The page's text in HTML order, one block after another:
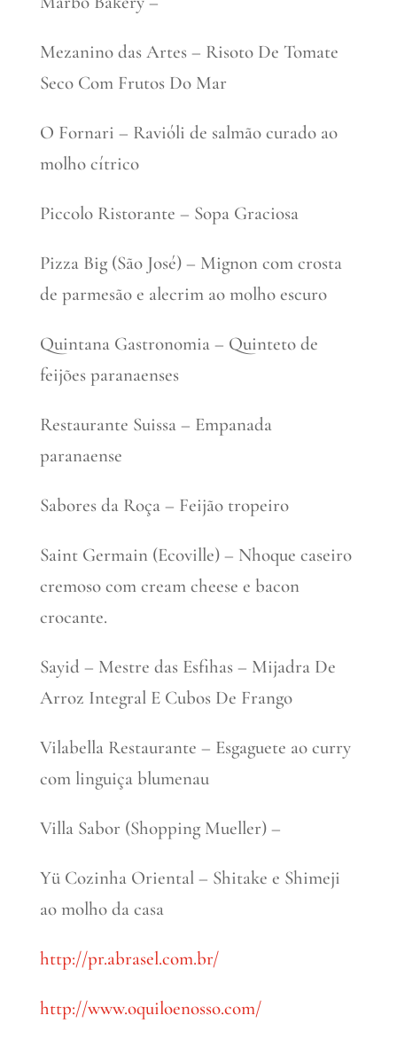
Mezanino das Artes – Risoto De Tomate
Seco Com Frutos Do Mar
O Fornari – Ravióli de salmão curado ao
molho cítrico
Piccolo Ristorante – Sopa Graciosa
Pizza Big (São José) – Mignon com crosta
de parmesão e alecrim ao molho escuro
Quintana Gastronomia – Quinteto de
feijões paranaenses
Restaurante Suissa – Empanada
paranaense
Sabores da Roça – Feijão tropeiro
Saint Germain (Ecoville) – Nhoque caseiro
cremoso com cream cheese e bacon
crocante.
Sayid – Mestre das Esfihas – Mijadra De
Arroz Integral E Cubos De Frango
Vilabella Restaurante – Esgaguete ao curry
com linguiça blumenau
Villa Sabor (Shopping Mueller) –
Yü Cozinha Oriental – Shitake e Shimeji
ao molho da casa
http://pr.abrasel.com.br/
http://www.oquiloenosso.com/